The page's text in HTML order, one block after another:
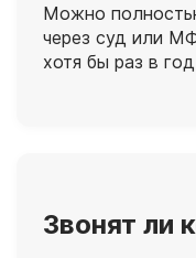
Можно
через суд или
хотя бы раз в
Звонят ли